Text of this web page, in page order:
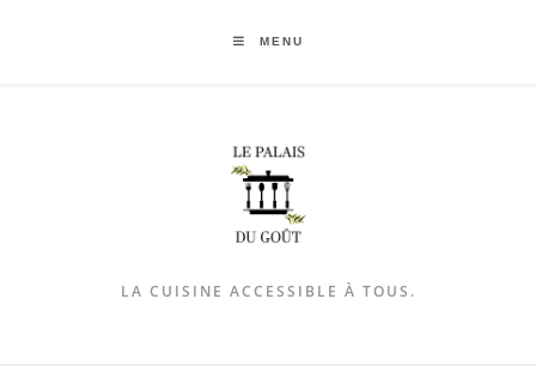
MENU
LA CUISINE ACCESSIBLE À TOUS.